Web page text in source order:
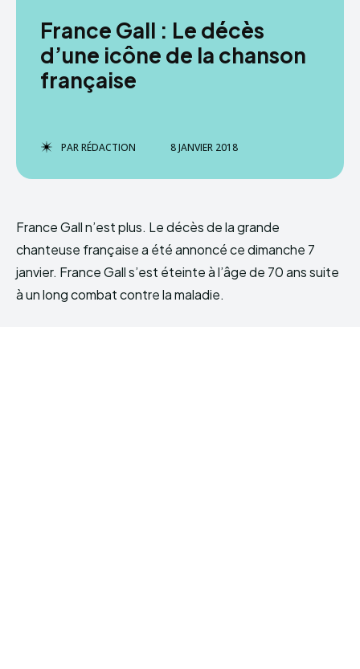
France Gall : Le décès
d’une icône de la chanson
française
PARRÉDACTION 8 JANVIER 2018
France Gall n’est plus. Le décès de la grande
chanteuse française a été annoncé ce dimanche 7
janvier. France Gall s’est éteinte à l’âge de 70 ans suite
à un long combat contre la maladie.